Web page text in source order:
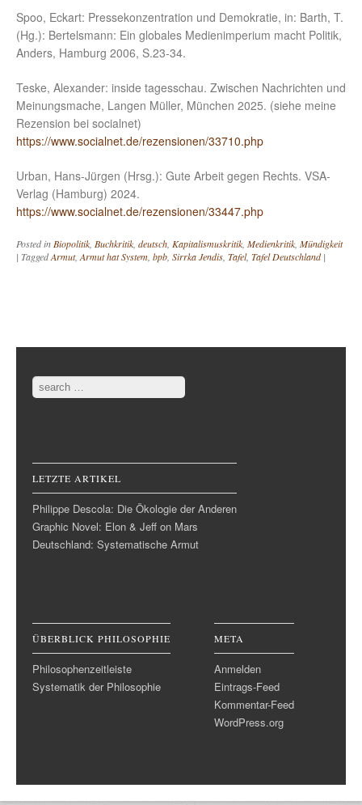
Spoo, Eckart: Pressekonzentration und Demokratie, in: Barth, T.
(Hg.): Bertelsmann: Ein globales Medienimperium macht Politik,
Anders, Hamburg 2006, S.23-34.
Teske, Alexander: inside tagesschau. Zwischen Nachrichten und
Meinungsmache, Langen Müller, München 2025. (siehe meine
Rezension bei socialnet)
https://www.socialnet.de/rezensionen/33710.php
Urban, Hans-Jürgen (Hrsg.): Gute Arbeit gegen Rechts. VSA-
Verlag (Hamburg) 2024.
https://www.socialnet.de/rezensionen/33447.php
Posted inBiopolitik, Buchkritik, deutsch, Kapitalismuskritik, Medienkritik, Mündigkeit
| TaggedArmut,Armut hat System, bpb, Sirrka Jendis, Tafel, Tafel Deutschland |
Post navigation
Search
LETZTE ARTIKEL
Philippe Descola: Die Ökologie der Anderen
Graphic Novel: Elon & Jeff on Mars
Deutschland: Systematische Armut
ÜBERBLICK PHILOSOPHIE
Philosophenzeitleiste
Systematik der Philosophie
META
Anmelden
Eintrags-Feed
Kommentar-Feed
WordPress.org